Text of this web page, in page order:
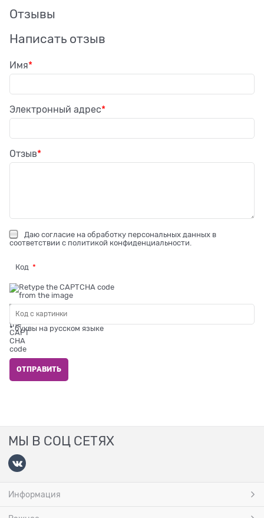
Отзывы
Написать отзыв
Имя
Электронный адрес
Отзыв
Даю согласие на обработку персональных данных в
соответствии с политикой конфиденциальности
Код
* буквы на русском языке
МЫ В СОЦ СЕТЯХ
Информация